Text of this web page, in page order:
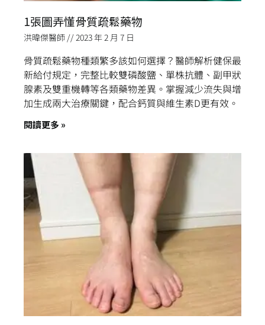
1張圖弄懂骨質疏鬆藥物
洪暐傑醫師 2023 年 2 月 7 日
骨質疏鬆藥物種類繁多該如何選擇？醫師解析健保最
新給付規定，完整比較雙磷酸鹽、單株抗體、副甲狀
腺素及雙重機轉等各類藥物差異。掌握減少流失與增
加生成兩大治療關鍵，配合鈣質與維生素D更有效。
閱讀更多 »